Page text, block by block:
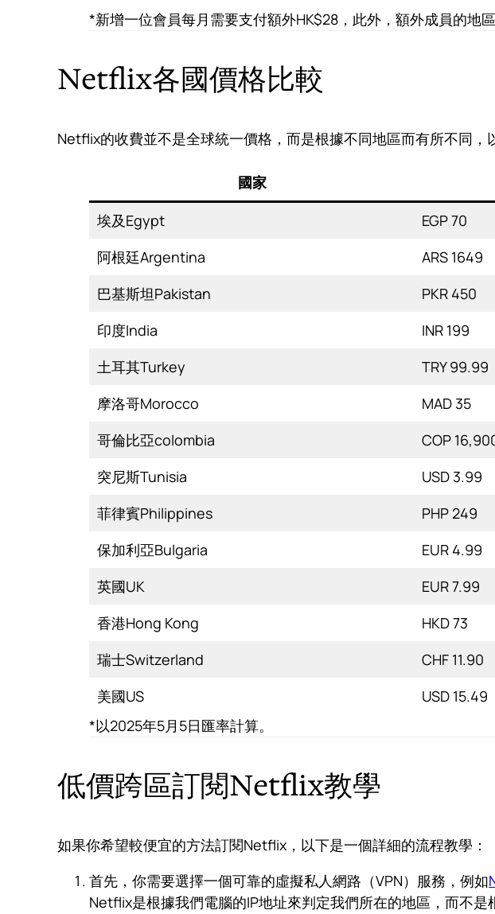
*新增一位會員每月需要支付額外HK$28，此外，額外成員的地
Netflix各國價格比較
Netflix的收費並不是全球統一價格，而是根據不同地區而有所不同，
國家
埃及Egypt
EGP 70
阿根廷Argentina
ARS 1649
巴基斯坦Pakistan
PKR 450
印度India
INR 199
土耳其Turkey
TRY 99.99
摩洛哥Morocco
MAD 35
哥倫比亞colombia
COP
突尼斯Tunisia
USD 3.99
菲律賓Philippines
PHP 249
保加利亞Bulgaria
EUR 4.99
英國UK
EUR 7.99
香港Hong Kong
HKD 73
瑞士Switzerland
CHF 11.90
美國US
USD 15.49
*以2025年5月5日匯率計算。
低價跨區訂閱Netflix教學
如果你希望較便宜的方法訂閱Netflix，以下是一個詳細的流程教學：
首先，你需要選擇一個可靠的虛擬私人網路（VPN）服務，例如
Netflix是根據我們電腦的IP地址來判定我們所在的地區，而不